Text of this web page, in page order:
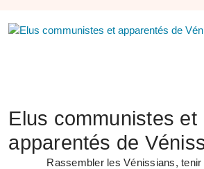
Elus communistes et
apparentés de
Rassembler les Vénissians,